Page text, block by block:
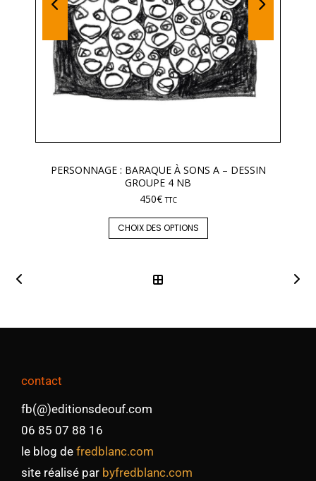
PERSONNAGE : BARAQUE À SONS A – DESSIN
GROUPE 4 NB
450€ TTC
CHOIX DES OPTIONS
contact
fb(@)editionsdeouf.com
06 85 07 88 16
le blog de fredblanc.com
site réalisé par byfredblanc.com